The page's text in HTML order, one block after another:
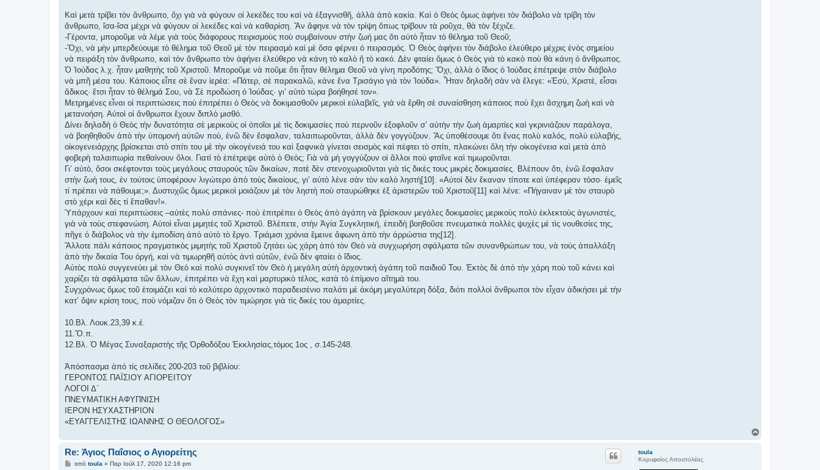
Καὶ μετὰ τρίβει τὸν ἄνθρωπο, ὄχι γιὰ νὰ φύγουν οἱ λεκέδες του καὶ νὰ ἐξαγνισθῆ, ἀλλὰ ἀπὸ κακία. Καὶ ὁ Θεὸς ὅμως ἀφήνει τὸν διάβολο νὰ τρίβη τὸν
ἄνθρωπο, ἴσα-ἴσα μέχρι νὰ φύγουν οἱ λεκέδες καὶ νὰ καθαρίση. Ἄν ἄφηνε νὰ τὸν τρίψη ὅπως τρίβουν τὰ ροῦχα, θὰ τὸν ξέχιζε.
-Γέροντα, μποροῦμε νὰ λέμε γιὰ τοὺς διάφορους πειρισμοὺς ποὺ συμβαίνουν στὴν ζωή μας ὅτι αὐτὸ ἦταν τὸ θέλημα τοῦ Θεοῦ;
-Ὄχι, νὰ μὴν μπερδεύουμε τὸ θέλημα τοῦ Θεοῦ μὲ τὸν πειρασμὸ καὶ μὲ ὅσα φέρνει ὁ πειρασμός. Ὁ Θεὸς ἀφήνει τὸν διάβολο ἐλεύθερο μέχρις ἑνὸς σημείου
νὰ πειράξη τὸν ἄνθρωπο, καὶ τὸν ἄνθρωπο τὸν ἀφήνει ἐλεύθερο νὰ κάνη τὸ καλὸ ἤ τὸ κακό. Δὲν φταίει ὅμως ὁ Θεὸς γιὰ τὸ κακὸ ποὺ θὰ κάνη ὁ ἄνθρωπος.
Ὁ Ἰούδας λ.χ. ἦταν μαθητὴς τοῦ Χριστοῦ. Μποροῦμε νὰ ποῦμε ὅτι ἦταν θέλημα Θεοῦ νὰ γίνη προδότης; Ὄχι, ἀλλὰ ὁ ἴδιος ὁ Ἰούδας ἐπέτρεψε στὸν διάβολο
νὰ μπῆ μέσα του. Κάποιος εἶπε σὲ ἕναν ἱερέα: «Πάτερ, σὲ παρακαλῶ, κάνε ἕνα Τρισάγιο γιὰ τὸν Ἰούδα». Ἦταν δηλαδὴ σὰν νὰ ἔλεγε: «Ἐσὺ, Χριστὲ, εἶσαι
ἄδικος· ἔτσι ἦταν τὸ θέλημά Σου, νὰ Σὲ προδώση ὁ Ἰούδας· γι’ αὐτὸ τώρα βοήθησέ τον».
Μετρημένες εἶναι οἱ περιπτώσεις ποὺ ἐπιτρέπει ὁ Θεὸς νὰ δοκιμασθοῦν μερικοὶ εὐλαβεῖς, γιὰ νὰ ἔρθη σὲ συναίσθηση κάποιος ποὺ ἔχει ἄσχημη ζωὴ καὶ νὰ
μετανοήση. Αὐτοὶ οἱ ἄνθρωποι ἔχουν διπλὸ μισθό.
Δίνει δηλαδὴ ὁ Θεὸς τὴν δυνατότητα σὲ μερικοὺς οἱ ὁποῖοι μὲ τὶς δοκιμασίες ποὺ περνοῦν ἐξοφλοῦν σ’ αὐτὴν τὴν ζωὴ ἁμαρτίες καὶ γκρινιάζουν παράλογα,
νὰ βοηθηθοῦν ἀπὸ τὴν ὑπομονὴ αὐτῶν ποὺ, ἐνῶ δὲν ἔσφαλαν, ταλαιπωροῦνται, ἀλλὰ δὲν γογγύζουν. Ἄς ὑποθέσουμε ὅτι ἕνας πολὺ καλός, πολὺ εὐλαβής,
οἰκογενειάρχης βρίσκεται στὸ σπίτι του μὲ τὴν οἰκογένειά του καὶ ξαφνικὰ γίνεται σεισμὸς καὶ πέφτει τὸ σπίτι, πλακώνει ὅλη τὴν οἰκογένεια καὶ μετὰ ἀπὸ
φοβερὴ ταλαιπωρία πεθαίνουν ὅλοι. Γιατὶ τὸ ἐπέτρεψε αὐτὸ ὁ Θεὸς; Γιὰ νὰ μὴ γογγύζουν οἱ ἄλλοι ποὺ φταῖνε καὶ τιμωροῦνται.
Γι’ αὐτὸ, ὅσοι σκέφτονται τοὺς μεγάλους σταυρούς τῶν δικαίων, ποτὲ δὲν στενοχωριοῦνται γιὰ τὶς δικὲς τους μικρὲς δοκιμασίες. Βλέπουν ὅτι, ἐνῶ ἔσφαλαν
στὴν ζωὴ τους, ἐν τούτοις ὑποφέρουν λιγώτερο ἀπὸ τοὺς δικαίους, γι’ αὐτὸ λένε σὰν τὸν καλὸ ληστὴ[10]. «Αὐτοὶ δὲν ἔκαναν τίποτε καὶ ὑπέφεραν τόσο· ἐμεῖς
τί πρέπει νὰ πάθουμε;». Δυστυχῶς ὅμως μερικοὶ μοιάζουν μὲ τὸν ληστὴ ποὺ σταυρώθηκε ἐξ ἀριστερῶν τοῦ Χριστοῦ[11] καὶ λένε: «Πήγαιναν μὲ τὸν σταυρὸ
στὸ χέρι καὶ δὲς τί ἔπαθαν!».
Ὑπάρχουν καὶ περιπτώσεις –αὐτὲς πολὺ σπάνιες- ποὺ ἐπιτρέπει ὁ Θεὸς ἀπὸ ἀγάπη νὰ βρίσκουν μεγάλες δοκιμασίες μερικοὺς πολὺ ἐκλεκτοὺς ἀγωνιστές,
γιὰ νὰ τοὺς στεφανώση. Αὐτοὶ εἶναι μιμητὲς τοῦ Χριστοῦ. Βλέπετε, στὴν Ἁγία Συγκλητική, ἐπειδὴ βοηθοῦσε πνευματικὰ πολλὲς ψυχὲς μὲ τὶς νουθεσίες της,
πῆγε ὁ διάβολος νὰ τὴν ἐμποδίση ἀπὸ αὐτὸ τὸ ἔργο. Τριάμισι χρόνια ἔμεινε ἄφωνη ἀπὸ τὴν ἀρρώστια της[12].
Ἄλλοτε πάλι κάποιος πραγματικὸς μιμητὴς τοῦ Χριστοῦ ζητάει ὡς χάρη ἀπὸ τὸν Θεὸ νὰ συγχωρήση σφάλματα τῶν συνανθρώπων του, νὰ τοὺς ἀπαλλάξη
ἀπὸ τὴν δικαία Του ὀργή, καὶ νὰ τιμωρηθῆ αὐτὸς ἀντὶ αὐτῶν, ἐνῶ δὲν φταίει ὁ ἴδιος.
Αὐτὸς πολὺ συγγενεύει μὲ τὸν Θεὸ καὶ πολὺ συγκινεῖ τὸν Θεὸ ἡ μεγάλη αὐτὴ ἀρχοντική ἀγάπη τοῦ παιδιοῦ Του. Ἐκτὸς δὲ ἀπὸ τὴν χάρη ποὺ τοῦ κάνει καὶ
χαρίζει τὰ σφάλματα τῶν ἄλλων, ἐπιτρέπει νὰ ἔχη καὶ μαρτυρικὸ τέλος, κατὰ τὸ ἐπίμονο αἴτημά του.
Συγχρόνως ὅμως τοῦ ἑτοιμάζει καὶ τὸ καλύτερο ἀρχοντικὸ παραδεισένιο παλάτι μὲ ἀκόμη μεγαλύτερη δόξα, διὸτι πολλοὶ ἄνθρωποι τὸν εἶχαν ἀδικήσει μὲ τὴν
κατ’ ὄψιν κρίση τους, ποὺ νόμιζαν ὅτι ὁ Θεὸς τὸν τιμώρησε γιὰ τὶς δικές του ἁμαρτίες.
10.Βλ. Λουκ.23,39 κ.ἑ.
11.Ὅ.π.
12.Βλ. Ὁ Μέγας Συναξαριστὴς τῆς Ὀρθοδόξου Ἐκκλησίας,τόμος 1ος , σ.145-248.
Ἀπόσπασμα ἀπό τίς σελίδες 200-203 τοῦ βιβλίου:
ΓΕΡΟΝΤΟΣ ΠΑΪΣΙΟΥ ΑΓΙΟΡΕΙΤΟΥ
ΛΟΓΟΙ Δ΄
ΠΝΕΥΜΑΤΙΚΗ ΑΦΥΠΝΙΣΗ
ΙΕΡΟΝ ΗΣΥΧΑΣΤΗΡΙΟΝ
«ΕΥΑΓΓΕΛΙΣΤΗΣ ΙΩΑΝΝΗΣ Ο ΘΕΟΛΟΓΟΣ»
toula
Κορυφαίος Αποστολέας
Re: Άγιος Παΐσιος ο Αγιορείτης
Δαπό toula » Παρ Ιούλ 17, 2020 12:16 pm